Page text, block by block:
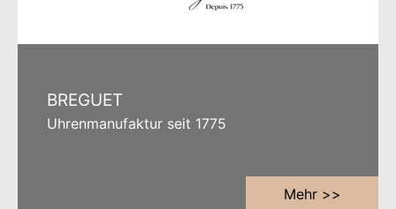
BREGUET
Uhrenmanufaktur seit 1775
Mehr >>